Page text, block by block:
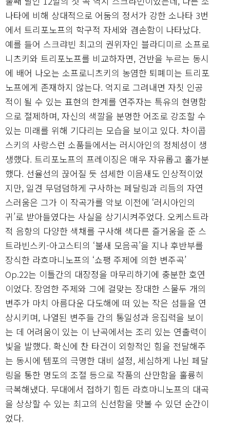
나타에 비해 상대적으로 어둠의 정서가 강한 소나타 3번
에서 트리포노프의 학구적 자세와 겸손함이 나타났다.
예를 들어 스크랴빈 최고의 권위자인 블라디미르 소프로
니츠키와 트리포노프를 비교하자면, 건반을 누르는 동시
에 배어 나오는 소프로니츠키의 농염한 퇴폐미는 트리포
노프에게 존재하지 않는다. 억지로 그려내면 자칫 인공
적이 될 수 있는 표현의 한계를 연주자는 특유의 현명함
으로 절제하며, 자신의 색깔을 분명한 어조로 강조할 수
있는 미래를 위해 기다리는 모습을 보이고 있다. 차이콥
스키의 사랑스런 소품들에서는 러시아인의 정체성이 생
생했다. 트리포노프의 프레이징은 매우 자유롭고 홀가분
했다. 선율선의 끊어질 듯 섬세한 이음새도 인상적이었
지만, 일견 무덤덤하게 구사하는 페달링과 리듬의 자연
스러움은 그가 이 작곡가를 악보 이전에 ‘러시아인의
귀’로 받아들였다는 사실을 상기시켜주었다. 오케스트라
적 음향의 다양한 색채를 구사해 색다른 즐거움을 준 스
트라빈스키-아고스티의 ‘불새 모음곡’을 지나 후반부를
장식한 라흐마니노프의 ‘쇼팽 주제에 의한 변주곡’
Op.22는 이틀간의 대장정을 마무리하기에 충분한 호연
이었다. 장엄한 주제와 그에 걸맞는 장대한 스물두 개의
변주가 마치 아름다운 다도해에 떠 있는 작은 섬들을 연
상시키며, 나열된 변주들 간의 통일성과 응집력을 보이
는 데 어려움이 있는 이 난곡에서는 조리 있는 연출력이
빛을 발했다. 확신에 찬 타건이 외향적인 힘을 전달해주
는 동시에 템포의 극명한 대비 설정, 세심하게 나뉜 페달
링을 통한 명도의 조절 등으로 작품의 산만함을 훌륭히
극복해냈다. 무대에서 접하기 힘든 라흐마니노프의 대곡
을 상상할 수 있는 최고의 신선함을 맛볼 수 있던 순간이
었다.